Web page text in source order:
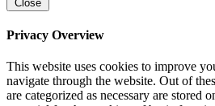
Close
Privacy Overview
This website uses cookies to improve
navigate through the website. Out of
are categorized as necessary are stored